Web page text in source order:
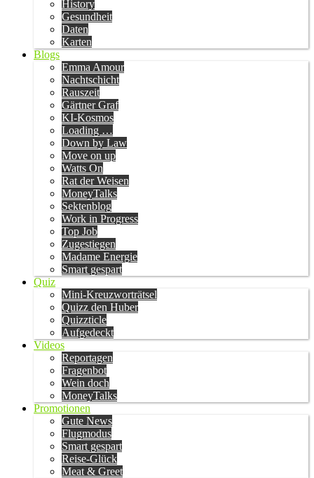
History
Gesundheit
Daten
Karten
Blogs
Emma Amour
Nachtschicht
Rauszeit
Gärtner Graf
KI-Kosmos
Loading …
Down by Law
Move on up
Watts On
Rat der Weisen
MoneyTalks
Sektenblog
Work in Progress
Top Job
Zugestiegen
Madame Energie
Smart gespart
Quiz
Mini-Kreuzworträtsel
Quizz den Huber
Quizzticle
Aufgedeckt
Videos
Reportagen
Fragenbot
Wein doch
MoneyTalks
Promotionen
Gute News
Flugmodus
Smart gespart
Reise-Glück
Meat & Greet